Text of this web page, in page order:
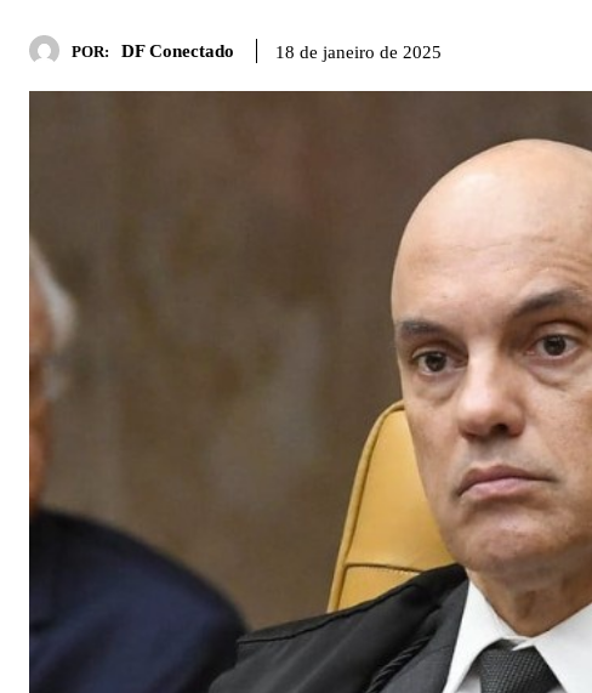
POR: DF Conectado 18 de janeiro de 2025